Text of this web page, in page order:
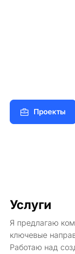
Чаренцаване:
корпоративные
Проекты
Услуги
Я предлагаю
ключевые
Работаю над